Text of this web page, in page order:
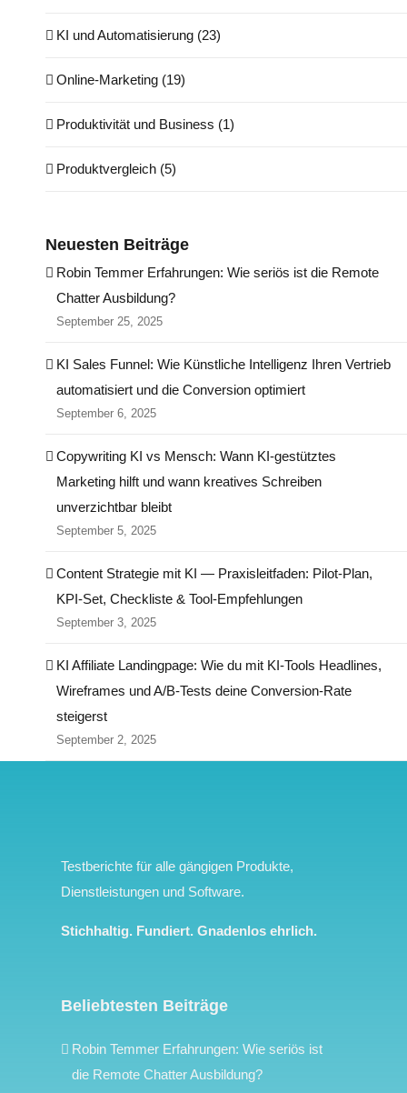
KI und Automatisierung (23)
Online-Marketing (19)
Produktivität und Business (1)
Produktvergleich (5)
Neuesten Beiträge
Robin Temmer Erfahrungen: Wie seriös ist die Remote
Chatter Ausbildung?
September 25, 2025
KI Sales Funnel: Wie Künstliche Intelligenz Ihren Vertrieb
automatisiert und die Conversion optimiert
September 6, 2025
Copywriting KI vs Mensch: Wann KI-gestütztes
Marketing hilft und wann kreatives Schreiben
unverzichtbar bleibt
September 5, 2025
Content Strategie mit KI — Praxisleitfaden: Pilot‑Plan,
KPI‑Set, Checkliste & Tool‑Empfehlungen
September 3, 2025
KI Affiliate Landingpage: Wie du mit KI-Tools Headlines,
Wireframes und A/B-Tests deine Conversion-Rate
steigerst
September 2, 2025
Testberichte für alle gängigen Produkte,
Dienstleistungen und Software.
Stichhaltig. Fundiert. Gnadenlos ehrlich.
Beliebtesten Beiträge
Robin Temmer Erfahrungen: Wie seriös ist
die Remote Chatter Ausbildung?